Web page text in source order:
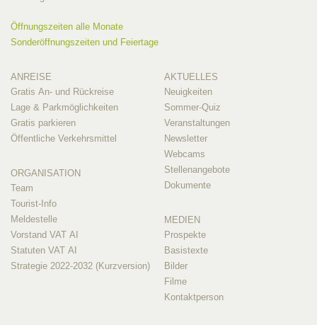
Öffnungszeiten alle Monate
Sonderöffnungszeiten und Feiertage
ANREISE
Gratis An- und Rückreise
Lage & Parkmöglichkeiten
Gratis parkieren
Öffentliche Verkehrsmittel
ORGANISATION
Team
Tourist-Info
Meldestelle
Vorstand VAT AI
Statuten VAT AI
Strategie 2022-2032 (Kurzversion)
AKTUELLES
Neuigkeiten
Sommer-Quiz
Veranstaltungen
Newsletter
Webcams
Stellenangebote
Dokumente
MEDIEN
Prospekte
Basistexte
Bilder
Filme
Kontaktperson